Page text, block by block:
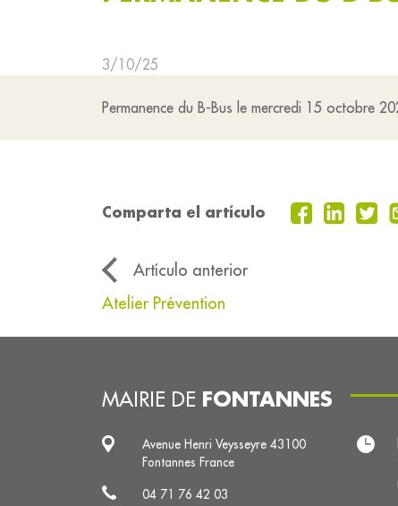
3/10/25
Permanence du B-Bus le mercredi 15 octobre
Comparta el artículo
Artículo anterior
Atelier Prévention
MAIRIE DE FONTANNES
Avenue Henri Veysseyre 43100
Fontannes France
04 71 76 42 03